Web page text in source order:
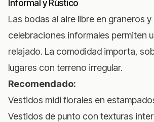
Informal y Rústico
Las bodas al aire libre en graneros y
celebraciones informales permiten
relajado. La comodidad importa,
lugares con terreno irregular.
Recomendado:
Vestidos midi florales en
Vestidos de punto con texturas